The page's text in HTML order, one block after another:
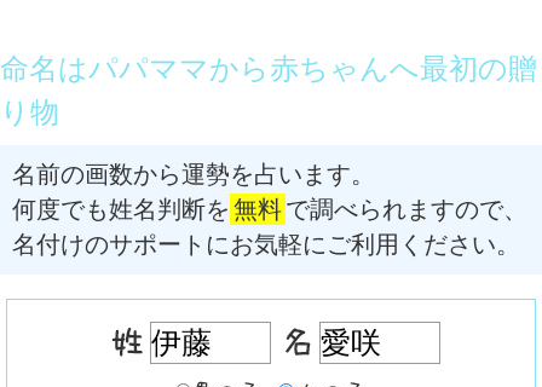
命名はパパママから赤ちゃんへ最初の贈
り物
名前の画数から運勢を占います。
何度でも姓名判断を 無料で調べられますので、
名付けのサポートにお気軽にご利用ください。